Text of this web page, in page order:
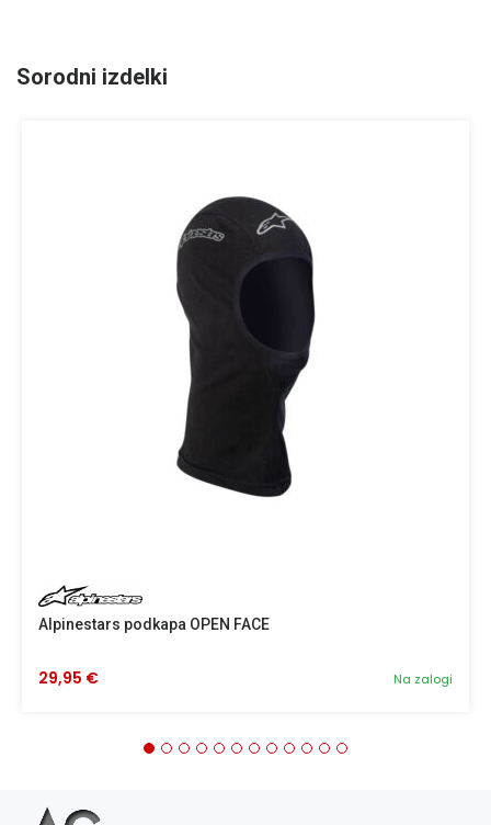
Sorodni izdelki
Alpinestars podkapa OPEN FACE
Na zalogi
29,95 €